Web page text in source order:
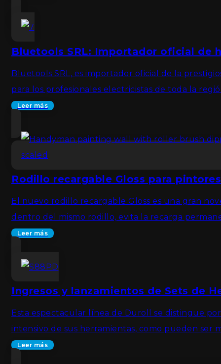
Bluetools SRL: Importador oficial de
Bluetools SRL, es importador oficial de la
para los profesionales electricistas de toda la
Leer más
Rodillo recargable Gloss para
El nuevo rodillo recargable Gloss es una gran
dentro del mismo rodillo, evita la recarga
Leer más
Ingresos y lanzamientos de Sets de
Esta espectacular línea de Duroll se distingue
intensivo de sus herramientas, como pueden ser
Leer más